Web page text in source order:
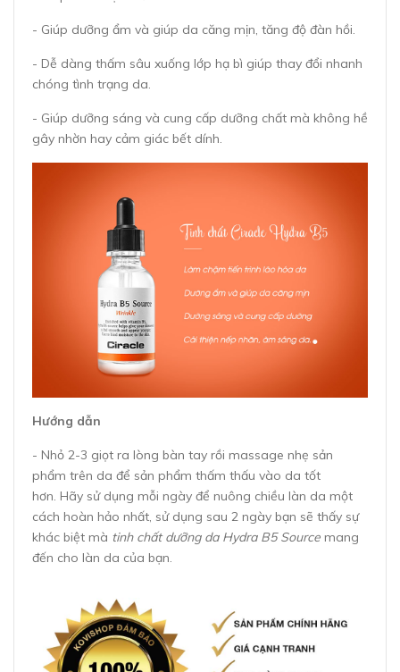
- Giúp dưỡng ẩm và giúp da căng mịn, tăng độ đàn hồi.
- Dễ dàng thấm sâu xuống lớp hạ bì giúp thay đổi nhanh
chóng tình trạng da.
- Giúp dưỡng sáng và cung cấp dưỡng chất mà không hề
gây nhờn hay cảm giác bết dính.
Hướng dẫn
- Nhỏ 2-3 giọt ra lòng bàn tay rồi massage nhẹ sản
phẩm trên da để sản phẩm thấm thấu vào da tốt
hơn. Hãy sử dụng mỗi ngày để nuông chiều làn da một
cách hoàn hảo nhất, sử dụng sau 2 ngày bạn sẽ thấy sự
khác biệt mà tinh chất dưỡng da Hydra B5 Source mang
đến cho làn da của bạn.